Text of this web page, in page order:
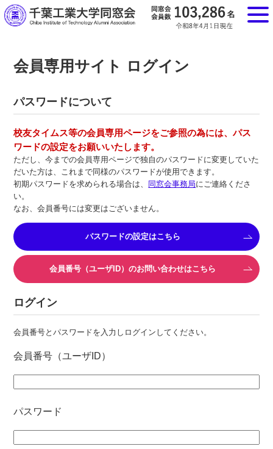
会員専用サイト ログイン
パスワードについて
校友タイムス等の会員専用ページをご参照の為には、パス
ワードの設定をお願いいたします。
ただし、今までの会員専用ページで独自のパスワードに変更していた
だいた方は、これまで同様のパスワードが使用できます。
初期パスワードを求められる場合は、
同窓会事務局にご連絡くださ
い。
なお、会員番号には変更はございません。
パスワードの設定はこちら
会員番号（ユーザID）のお問い合わせはこちら
ログイン
会員番号とパスワードを入力しログインしてください。
会員番号（ユーザID）
パスワード